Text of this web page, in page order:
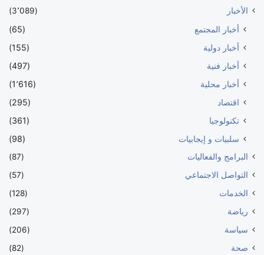
الأخبار (3٬089)
أخبار المجتمع
(65)
أخبار دولية
(155)
أخبار فنية
(497)
أخبار محلية
(1٬616)
اقتصاد
(295)
تكنولوجيا
(361)
سلبيات و إيجابيات
(98)
البرامج والفعاليات
(87)
التواصل الاجتماعي
(57)
الخدمات
(128)
رياضة
(297)
سياسة
(206)
صحة
(82)